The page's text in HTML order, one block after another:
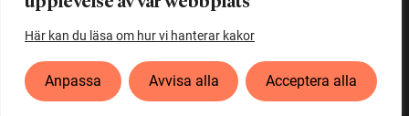
Här kan du läsa om hur vi hanterar kakor
Anpassa Avvisa alla Acceptera alla
Ett initiativ avVetenskapsrådet